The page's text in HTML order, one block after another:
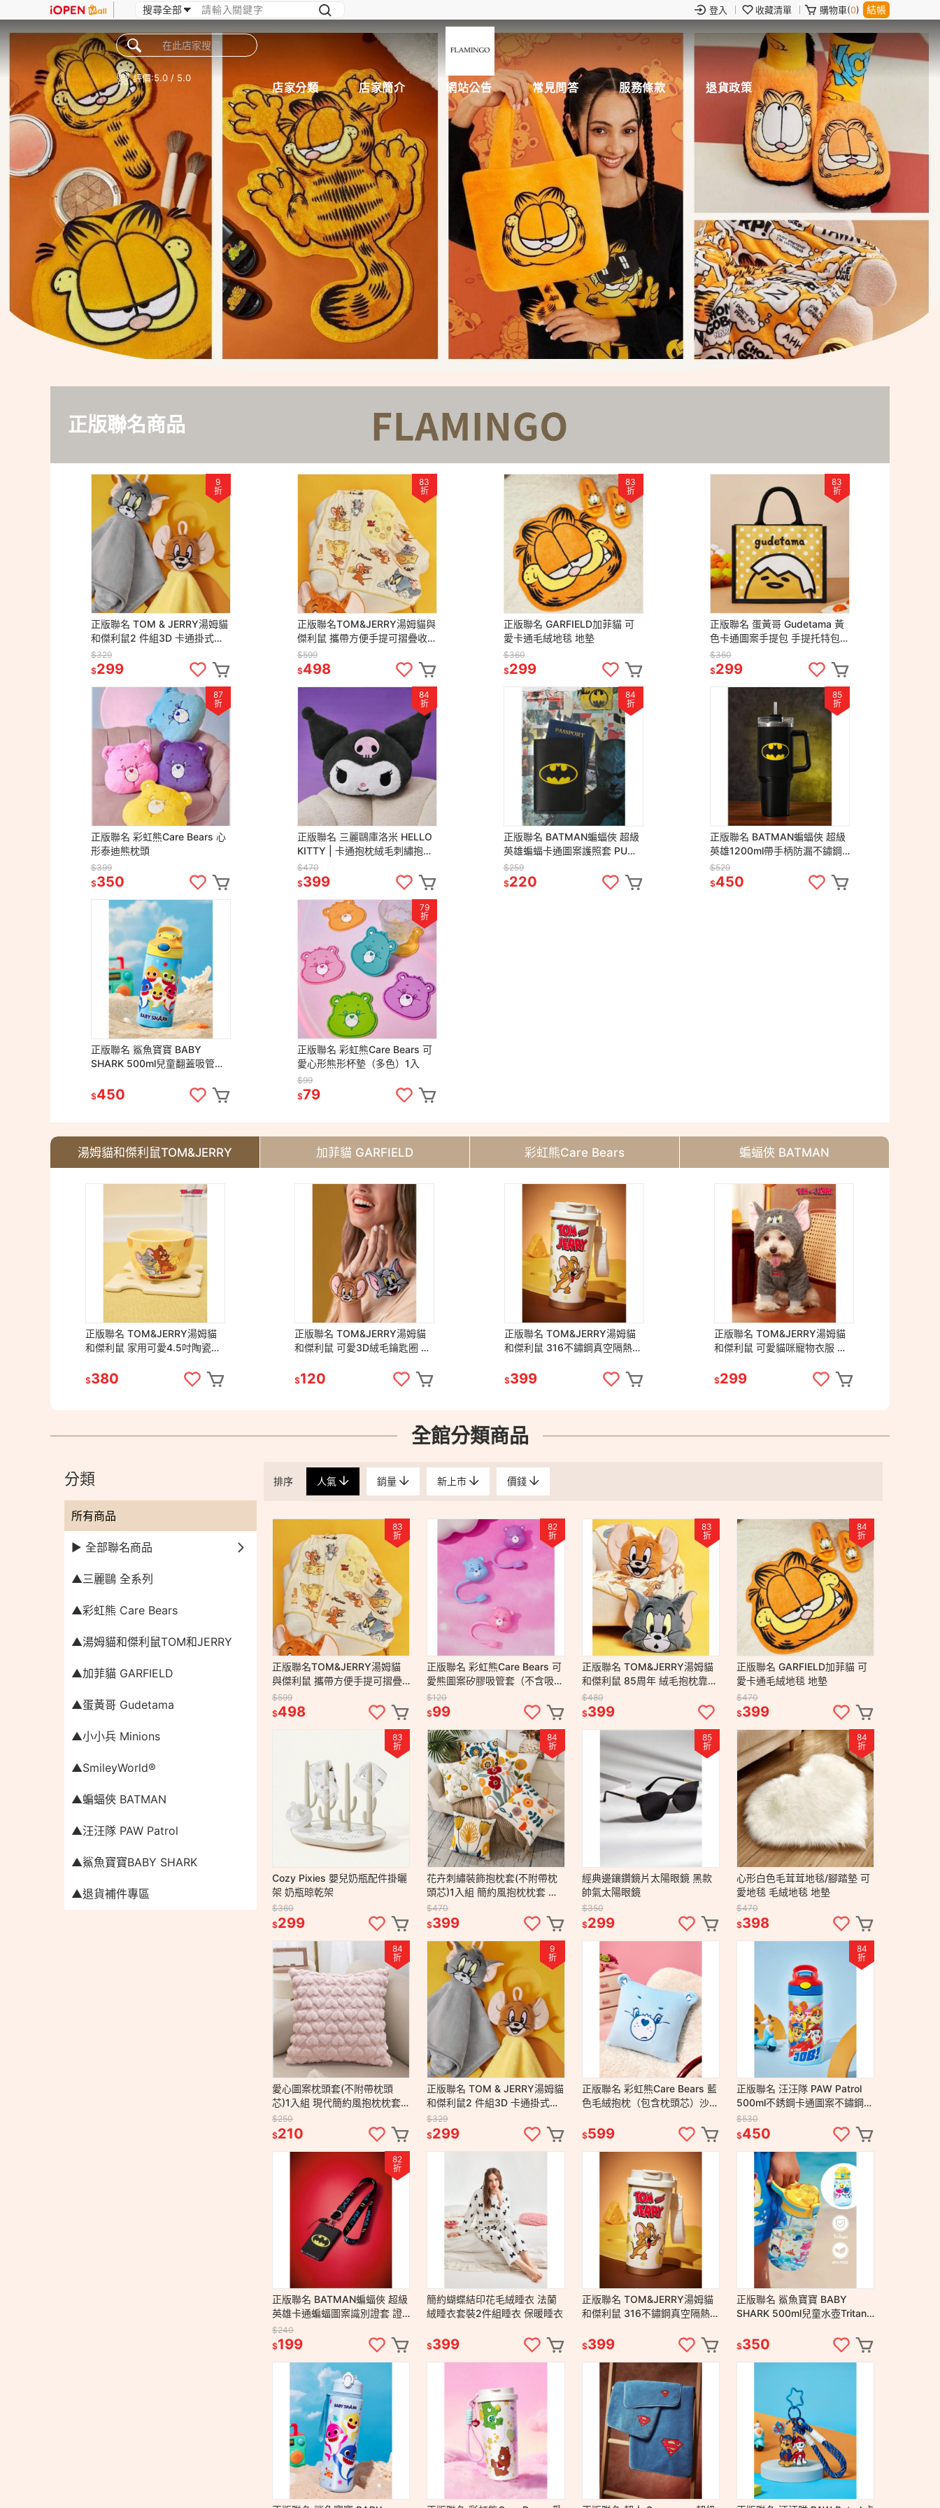
登入 收藏清單 購物車(0) 結帳
評價:5.0 / 5.0
店家分類 店家簡介 網站公告 常見問答 服務條款 退貨政策
正版聯名商品
9
折
正版聯名 TOM & JERRY湯姆貓
和傑利鼠2 件組3D 卡通掛式擦
手巾 毛巾
$329
$299
83
折
正版聯名TOM&JERRY湯姆貓與
傑利鼠 攜帶方便手提可摺疊收納
式2合1抱枕毛毯 毯子 被子
$599
$498
83
折
正版聯名 GARFIELD加菲貓 可
愛卡通毛絨地毯 地墊
$360
$299
83
折
正版聯名 蛋黃哥 Gudetama 黃
色卡通圖案手提包 手提托特包
便當包
$360
$299
87
折
正版聯名 彩虹熊Care Bears 心
形泰迪熊枕頭
$399
$350
84
折
正版聯名 三麗鷗庫洛米 HELLO
KITTY | 卡通抱枕絨毛刺繡抱
枕、枕頭、娃娃🧸
$470
$399
84
折
正版聯名 BATMAN蝙蝠俠 超級
英雄蝙蝠卡通圖案護照套 PU保
護套 護照夾
$259
$220
85
折
正版聯名 BATMAN蝙蝠俠 超級
英雄1200ml帶手柄防漏不鏽鋼
保溫杯
$529
$450
正版聯名 鯊魚寶寶 BABY
SHARK 500ml兒童翻蓋吸管保
$450
79
折
正版聯名 彩虹熊Care Bears 可
愛心形熊形杯墊（多色）1入
$99
$79
湯姆貓和傑利鼠TOM&JERRY 加菲貓 GARFIELD 彩虹熊Care Bears 蝙蝠俠 BATMAN
正版聯名 TOM&JERRY湯姆貓
和傑利鼠 家用可愛4.5吋陶瓷飯
$380
正版聯名 TOM&JERRY湯姆貓
和傑利鼠 可愛3D絨毛鑰匙圈 包
$120
正版聯名 TOM&JERRY湯姆貓
和傑利鼠 316不鏽鋼真空隔熱保
$399
正版聯名 TOM&JERRY湯姆貓
和傑利鼠 可愛貓咪寵物衣服 連
寵物毛絨衣服 狗狗衣服
$299
全館分類商品
分類
所有商品
▶ 全部聯名商品
▲三麗鷗 全系列
▲彩虹熊 Care Bears
▲湯姆貓和傑利鼠TOM和JERRY
▲加菲貓 GARFIELD
▲蛋黃哥 Gudetama
▲小小兵 Minions
▲SmileyWorld®
▲蝙蝠俠 BATMAN
▲汪汪隊 PAW Patrol
▲鯊魚寶寶BABY SHARK
▲退貨補件專區
排序 人氣 銷量 新上市 價錢
83
折
正版聯名TOM&JERRY湯姆貓
與傑利鼠 攜帶方便手提可摺疊
收納式2合1抱枕毛毯 毯子 被子
$599
$498
82
折
正版聯名 彩虹熊Care Bears 可
愛熊圖案矽膠吸管套（不含吸
管）
$120
$99
83
折
正版聯名 TOM&JERRY湯姆貓
和傑利鼠 85周年 絨毛抱枕靠墊
枕頭
$480
$399
84
折
正版聯名 GARFIELD加菲貓 可
愛卡通毛絨地毯 地墊
$470
$399
83
折
Cozy Pixies 嬰兒奶瓶配件掛曬
架 奶瓶晾乾架
$360
$299
84
折
花卉刺繡裝飾抱枕套(不附帶枕
頭芯)1入組 簡約風抱枕枕套 方
形抱枕 靠背枕 沙發抱枕
$470
$399
85
折
經典邊鑲鑽鏡片太陽眼鏡 黑款
帥氣太陽眼鏡
$350
$299
84
折
心形白色毛茸茸地毯/腳踏墊 可
愛地毯 毛絨地毯 地墊
$470
$398
84
折
愛心圖案枕頭套(不附帶枕頭
芯)1入組 現代簡約風抱枕枕套
方形抱枕 靠背枕 沙發抱枕
$250
$210
9
折
正版聯名 TOM & JERRY湯姆貓
和傑利鼠2 件組3D 卡通掛式擦
手巾 毛巾
$329
$299
正版聯名 彩虹熊Care Bears 藍
色毛絨抱枕（包含枕頭芯）沙發
$599
84
折
正版聯名 汪汪隊 PAW Patrol
500ml不銹鋼卡通圖案不鏽鋼保
溫杯 附蓋防漏矽膠吸管
$530
$450
82
折
正版聯名 BATMAN蝙蝠俠 超級
英雄卡通蝙蝠圖案識別證套 證
件套 卡套
$240
$199
簡約蝴蝶結印花毛絨睡衣 法蘭
絨睡衣套裝2件組睡衣 保暖睡衣
$399
正版聯名 TOM&JERRY湯姆貓
和傑利鼠 316不鏽鋼真空隔熱保
$399
正版聯名 鯊魚寶寶 BABY
SHARK 500ml兒童水壺Tritan
壺 不含BPA
$350